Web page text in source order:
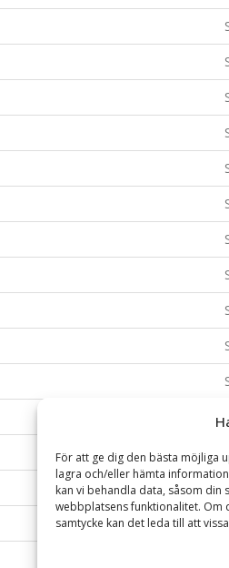
För att ge dig den bästa möjliga
lagra och/eller hämta
kan vi behandla data, såsom
webbplatsens funktionalitet. Om
samtycke kan det leda till att